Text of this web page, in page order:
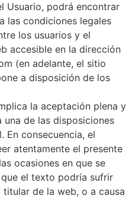
Usuario, podrá encontrar
las condiciones legales
los usuarios y el
accesible en la dirección
(en adelante, el sitio
a disposición de los
la aceptación plena y
de las disposiciones
En consecuencia, el
atentamente el presente
ocasiones en que se
el texto podría sufrir
de la web, o a causa